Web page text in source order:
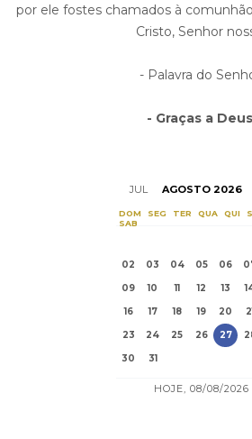
por ele fostes chamados à
Cristo, Senhor
- Palavra do
- Graças a
JUL AGOSTO 2026
DOM SEG TER QUA QUI
SAB
02
03 04 05 06
09
10 11 12 13
16
17 18 19 20
23
24 25 26 27
30
31
HOJE, 08/08/2026